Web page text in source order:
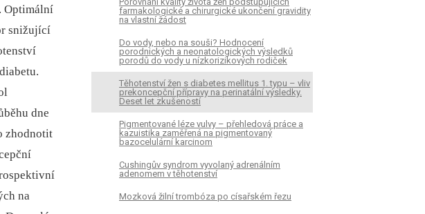
Optimální
snižující
dne
zhodnotit
na
farmakologické a chirurgické ukončení gravidity
na vlastní žádost
Do vody, nebo na souši? Hodnocení
porodnických a neonatologických výsledků
porodů do vody u nízkorizikových rodiček
Těhotenství žen s diabetes mellitus 1. typu – vliv
prekoncepční přípravy na perinatální výsledky.
Deset let zkušeností
Pigmentované léze vulvy – přehledová práce a
kazuistika zaměřená na pigmentovaný
bazocelulární karcinom
Cushingův syndrom vyvolaný adrenálním
adenomem v těhotenství
Mozková žilní trombóza po císařském řezu